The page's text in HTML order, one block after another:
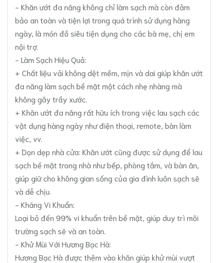
- Khăn ướt đa năng không chỉ làm sạch mà còn đảm
bảo an toàn và tiện lợi trong quá trình sử dụng hàng
ngày, là món đồ siêu tiện dụng cho các bà mẹ, chị em
nội trợ.
- Làm Sạch Hiệu Quả:
+ Chất liệu vải không dệt mềm, mịn và dai giúp khăn ướt
đa năng làm sạch bề mặt một cách nhẹ nhàng mà
không gây trầy xước.
+ Khăn ướt đa năng rất hữu ích trong việc lau sạch các
vật dụng hàng ngày như điện thoại, remote, bàn làm
việc, vv.
+ Dọn dẹp nhà cửa: Khăn ướt cũng được sử dụng để lau
sạch bề mặt trong nhà như bếp, phòng tắm, và bàn ăn,
giúp giữ cho không gian sống của gia đình luôn sạch sẽ
và dễ chịu.
- Kháng Vi Khuẩn:
Loại bỏ đến 99% vi khuẩn trên bề mặt, giúp duy trì môi
trường sạch sẽ và an toàn.
- Khử Mùi Với Hương Bạc Hà:
Hương Bạc Hà được thêm vào khăn giúp khử mùi vượt